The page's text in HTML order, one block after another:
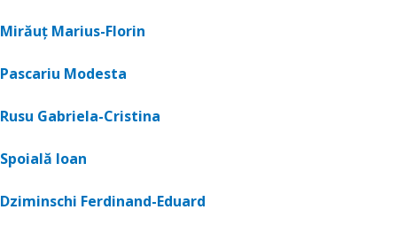
Mirăuț Marius-Florin
Pascariu Modesta
Rusu Gabriela-Cristina
Spoială Ioan
Dziminschi Ferdinand-Eduard